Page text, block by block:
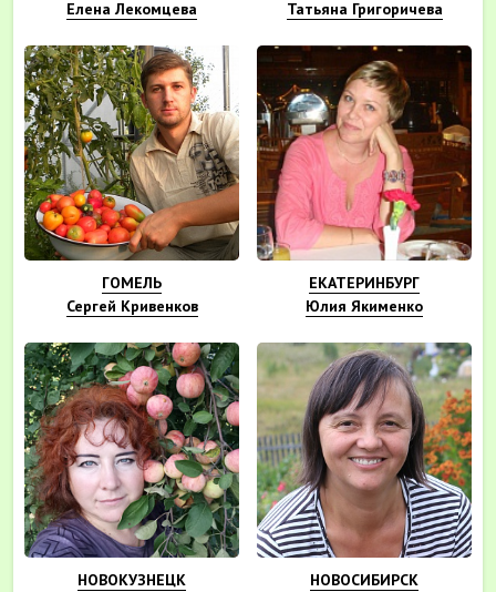
Елена Лекомцева Татьяна Григоричева
ГОМЕЛЬ
Сергей Кривенков
ЕКАТЕРИНБУРГ
Юлия Якименко
НОВОКУЗНЕЦК
НОВОСИБИРСК